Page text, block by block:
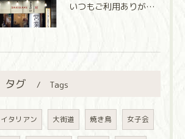
いつもご利用ありがとうございます✨
タグ Tags
イタリアン 大街道 焼き鳥 女子会